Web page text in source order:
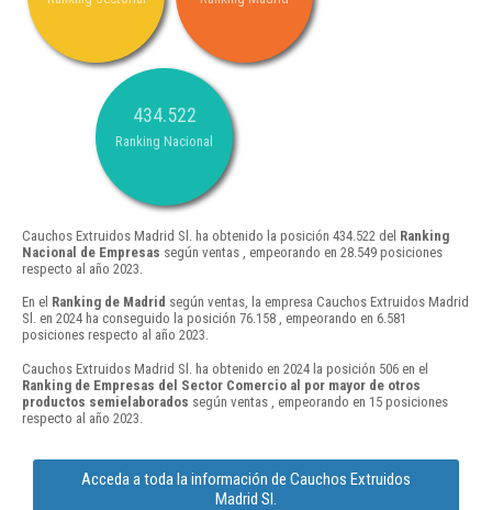
434.522
Ranking Nacional
Cauchos Extruidos Madrid Sl. ha obtenido la posición 434.522 del Ranking
Nacional de Empresas según ventas , empeorando en 28.549 posiciones
respecto al año 2023.
En el Ranking de Madrid según ventas, la empresa Cauchos Extruidos Madrid
Sl. en 2024 ha conseguido la posición 76.158 , empeorando en 6.581
posiciones respecto al año 2023.
Cauchos Extruidos Madrid Sl. ha obtenido en 2024 la posición 506 en el
Ranking de Empresas del Sector Comercio al por mayor de otros
productos semielaborados según ventas , empeorando en 15 posiciones
respecto al año 2023.
Acceda a toda la información de Cauchos Extruidos
Madrid Sl.